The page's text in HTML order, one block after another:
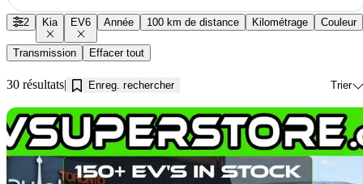
2 Kia EV6 Année 100 km de distance Kilométrage Couleur
Transmission Effacer tout
30 résultats Enreg. rechercher Trier